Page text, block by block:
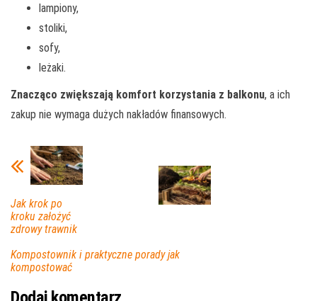
lampiony,
stoliki,
sofy,
leżaki.
Znacząco zwiększają komfort korzystania z balkonu, a ich
zakup nie wymaga dużych nakładów finansowych.
Jak krok po
kroku założyć
zdrowy trawnik
Kompostownik i praktyczne porady jak
kompostować